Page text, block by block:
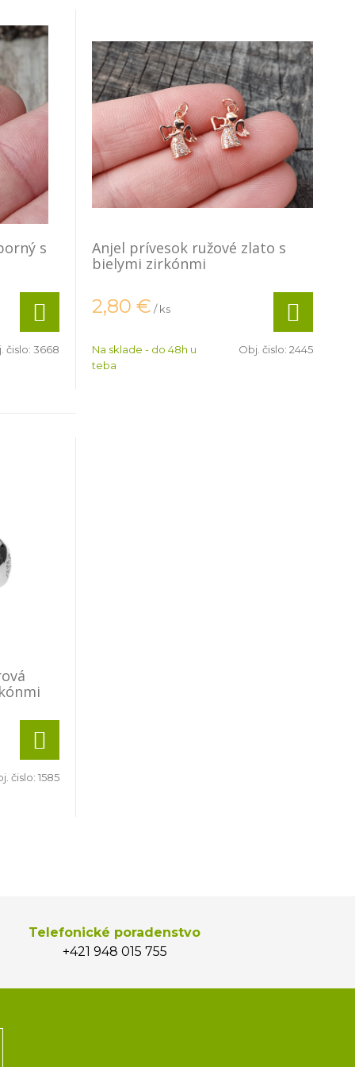
s
čislo: 3668
Anjel prívesok ružové zlato s
bielymi zirkónmi
2,80 € / ks
Na sklade - do 48h u
teba
Obj. čislo: 2445
čislo: 1585
Telefonické poradenstvo
+421 948 015 755